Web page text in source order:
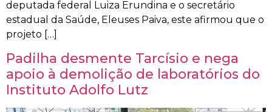
deputada federal Luiza Erundina e o secretário
estadual da Saúde, Eleuses Paiva, este afirmou que o
projeto […]
Padilha desmente Tarcísio e nega
apoio à demolição de laboratórios do
Instituto Adolfo Lutz